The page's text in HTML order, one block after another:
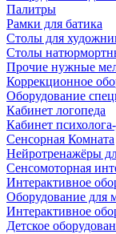
Палитры
Рамки для батика
Столы для
Столы
Прочие нужные
Коррекционное
Оборудование
Кабинет логопеда
Кабинет
Сенсорная Комната
Нейротренажёры
Сенсомоторная
Интерактивное
Оборудование для
Интерактивное
Детское